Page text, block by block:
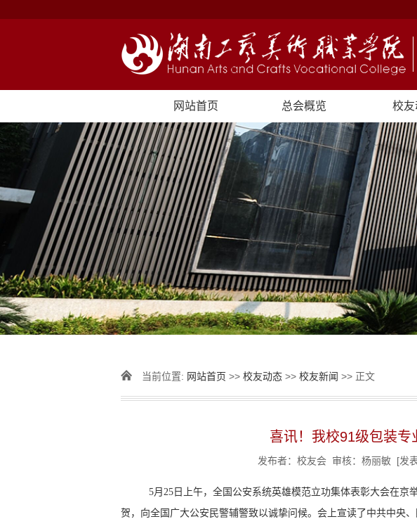
网站首页 总会概览 校
当前位置: 网站首页 >> 校友动态 >> 校友新闻 >> 正文
喜讯！我校91级包装专
发布者：校友会 审核：杨丽敏 [发
5月25日上午，全国公安系统英雄模范立功集体表彰大会在
贺，向全国广大公安民警辅警致以诚挚问候。会上宣读了中共中央